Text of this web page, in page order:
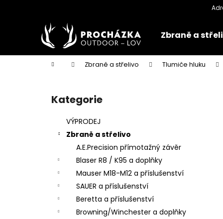
Zbraně a
Domů Zbraně a střelivo Tlumiče hluku
Přeskočit
kategorie
Kategorie
VÝPRODEJ
Zbraně a střelivo
A.E.Precision přímotažný závěr
Blaser R8 / K95 a doplňky
Mauser M18-M12 a příslušenství
SAUER a příslušenství
Beretta a příslušenství
Browning/Winchester a doplňky
k
Zpět
obchodu
Zpět
obchodu